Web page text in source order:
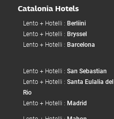
Catalonia Hotels
Lento + Hotelli : Berliini
Lento + Hotelli : Bryssel
Lento + Hotelli : Barcelona
Lento + Hotelli : San Sebastian
Lento + Hotelli : Santa Eulalia del
Rio
Lento + Hotelli : Madrid